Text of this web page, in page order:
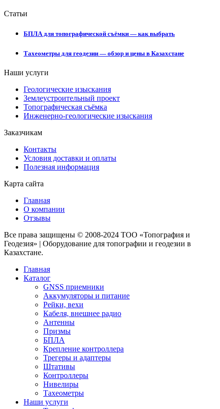
Статьи
БПЛА для топографической съёмки — как выбрать
Тахеометры для геодезии — обзор и цены в Казахстане
Наши услуги
Геологические изыскания
Землеустроительный проект
Топографическая съёмка
Инженерно-геологические изыскания
Заказчикам
Контакты
Условия доставки и оплаты
Полезная информация
Карта сайта
Главная
О компании
Отзывы
Все права защищены © 2008-2024 ТОО «Топография и
Геодезия» | Оборудование для топографии и геодезии в
Казахстане.
Главная
Каталог
GNSS приемники
Аккумуляторы и питание
Рейки, вехи
Кабеля, внешнее радио
Антенны
Призмы
БПЛА
Крепление контроллера
Трегеры и адаптеры
Штативы
Контроллеры
Нивелиры
Тахеометры
Наши услуги